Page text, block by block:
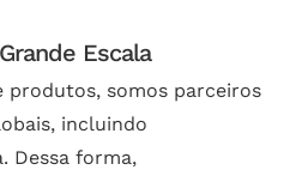
Escala
produtos, somos parceiros
incluindo
Dessa forma,